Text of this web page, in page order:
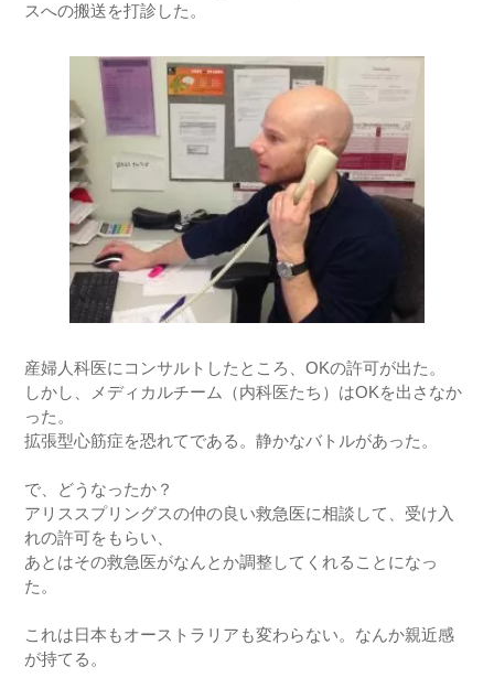
スへの搬送を打診した。
産婦人科医にコンサルトしたところ、OKの許可が出た。
しかし、メディカルチーム（内科医たち）はOKを出さなか
った。
拡張型心筋症を恐れてである。静かなバトルがあった。
で、どうなったか？
アリススプリングスの仲の良い救急医に相談して、受け入
れの許可をもらい、
あとはその救急医がなんとか調整してくれることになっ
た。
これは日本もオーストラリアも変わらない。なんか親近感
が持てる。